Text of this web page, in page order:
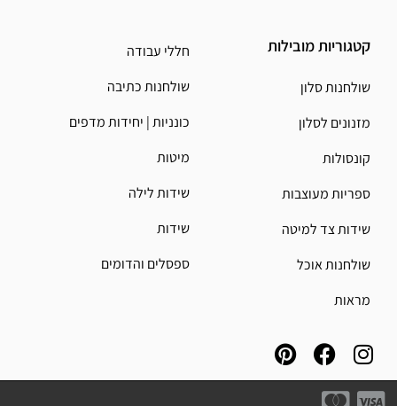
קטגוריות מובילות
שולחנות סלון
מזנונים לסלון
קונסולות
ספריות מעוצבות
שידות צד למיטה
שולחנות אוכל
מראות
חללי עבודה
שולחנות כתיבה
כונניות | יחידות מדפים
מיטות
שידות לילה
שידות
ספסלים והדומים